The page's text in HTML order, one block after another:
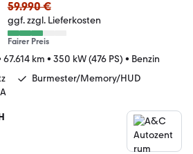
59.990 €
ggf. zzgl. Lieferkosten
Fairer Preis
67.614 km • 350 kW (476 PS) • Benzin
Burmester/Memory/HUD